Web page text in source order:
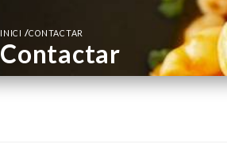
INICI /CONTACTAR
Contactar